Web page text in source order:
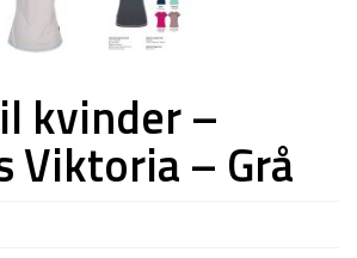
kvinder –
Viktoria – Grå